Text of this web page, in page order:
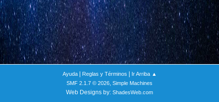
Ayuda| Reglas y Términos
Ir Arriba ▲
SMF 2.1.7 © 2026, Simple Machines
Web Designs by: ShadesWeb.com